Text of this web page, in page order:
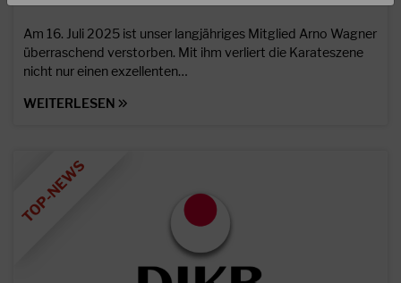
Am 16. Juli 2025 ist unser langjähriges Mitglied Arno Wagner
überraschend verstorben. Mit ihm verliert die Karateszene
nicht nur einen exzellenten…
WEITERLESEN